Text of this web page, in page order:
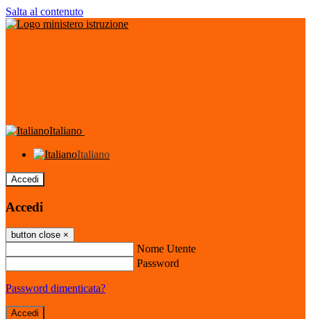
Salta al contenuto
Italiano
Italiano
Accedi
Accedi
button close ×
Nome Utente
Password
Password dimenticata?